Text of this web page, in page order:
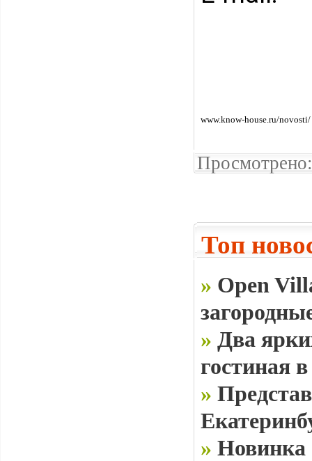
www.know-house.ru/novosti/
Топ
» Open
» Два
гостиная
»
» Новинка